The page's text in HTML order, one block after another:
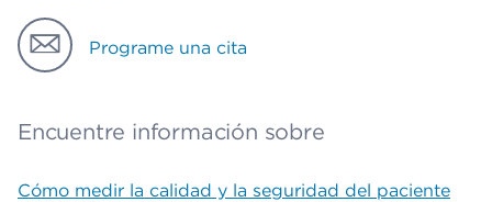
Programe una cita
Encuentre información sobre
Cómo medir la calidad y la seguridad del paciente